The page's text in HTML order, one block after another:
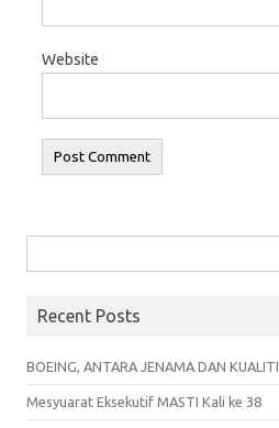
Website
Recent Posts
BOEING, ANTARA JENAMA DAN KUALITI
Mesyuarat Eksekutif MASTI Kali ke 38